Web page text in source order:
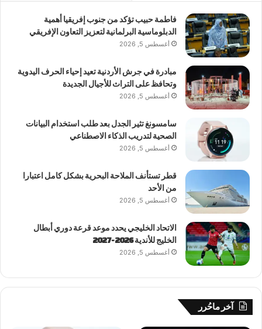
فاطمة حبيب تؤكد من جنوب إفريقيا أهمية
الدبلوماسية البرلمانية لتعزيز التعاون الإفريقي
أغسطس 5, 2026
مبادرة في جرش الأردنية تعيد إحياء الحرف اليدوية
وتحافظ على التراث للأجيال الجديدة
أغسطس 5, 2026
سامسونغ تثير الجدل بعد طلب استخدام البيانات
الصحية لتدريب الذكاء الاصطناعي
أغسطس 5, 2026
قطر تستأنف الملاحة البحرية بشكل كامل اعتبارا
من الأحد
أغسطس 5, 2026
الاتحاد الخليجي يحدد موعد قرعة دوري أبطال
الخليج للأندية 2026-2027
أغسطس 5, 2026
آخر ماحُرر